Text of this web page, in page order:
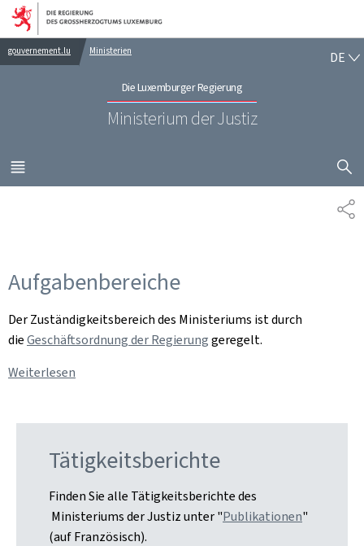
Zur Hauptnavigation
Zum Inhalt
gouvernement.lu Ministerien
Die Luxemburger Regierung
Ministerium der Justiz
DE
MENÜ
HAUPT-
Aufgabenbereiche
Der Zuständigkeitsbereich des Ministeriums ist durch
dieGeschäftsordnung der Regierunggeregelt.
Weiterlesen
Tätigkeitsberichte
Finden Sie alle Tätigkeitsberichte des
Ministeriums der Justiz unter "Publikationen"
(auf Französisch).